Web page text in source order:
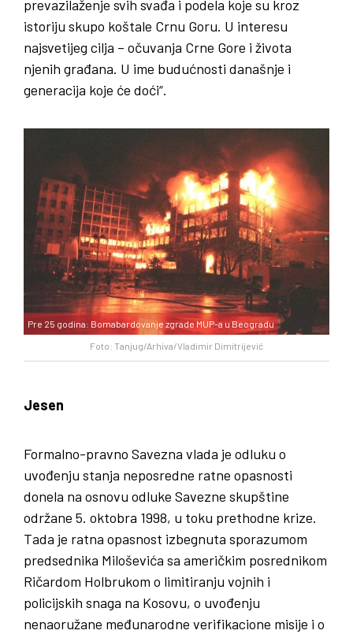
prevazilaženje svih svađa i podela koje su kroz
istoriju skupo koštale Crnu Goru. U interesu
najsvetijeg cilja – očuvanja Crne Gore i života
njenih građana. U ime budućnosti današnje i
generacija koje će doći“.
Foto: Tanjug/Arhiva/Vladimir Dimitrijević
Pre 25 godina: Bomabardovanje zgrade MUP-a u Beogradu
Jesen
Formalno-pravno Savezna vlada je odluku o
uvođenju stanja neposredne ratne opasnosti
donela na osnovu odluke Savezne skupštine
održane 5. oktobra 1998, u toku prethodne krize.
Tada je ratna opasnost izbegnuta sporazumom
predsednika Miloševića sa američkim posrednikom
Ričardom Holbrukom o limitiranju vojnih i
policijskih snaga na Kosovu, o uvođenju
nenaoružane međunarodne verifikacione misije i o